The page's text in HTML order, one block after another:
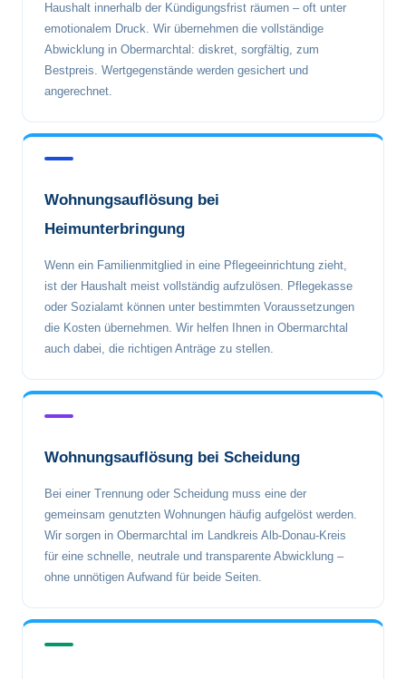
Haushalt innerhalb der Kündigungsfrist räumen – oft unter
emotionalem Druck. Wir übernehmen die vollständige
Abwicklung in Obermarchtal: diskret, sorgfältig, zum
Bestpreis. Wertgegenstände werden gesichert und
angerechnet.
Wohnungsauflösung bei
Heimunterbringung
Wenn ein Familienmitglied in eine Pflegeeinrichtung zieht,
ist der Haushalt meist vollständig aufzulösen. Pflegekasse
oder Sozialamt können unter bestimmten Voraussetzungen
die Kosten übernehmen. Wir helfen Ihnen in Obermarchtal
auch dabei, die richtigen Anträge zu stellen.
Wohnungsauflösung bei Scheidung
Bei einer Trennung oder Scheidung muss eine der
gemeinsam genutzten Wohnungen häufig aufgelöst werden.
Wir sorgen in Obermarchtal im Landkreis Alb-Donau-Kreis
für eine schnelle, neutrale und transparente Abwicklung –
ohne unnötigen Aufwand für beide Seiten.